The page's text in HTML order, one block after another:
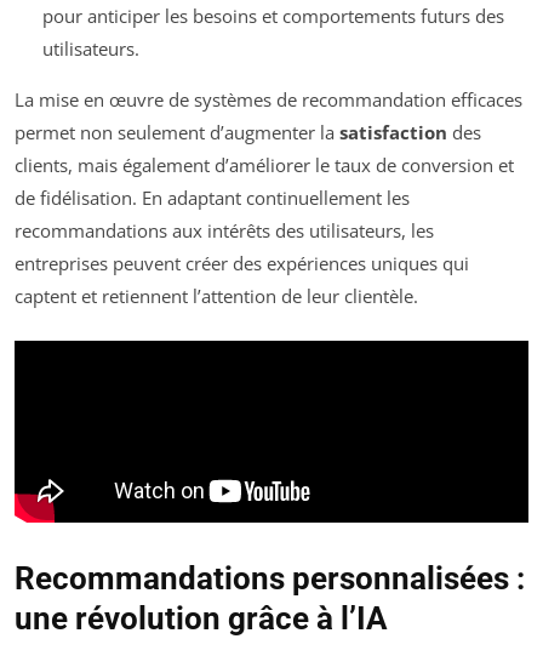
pour anticiper les besoins et comportements futurs des
utilisateurs.
La mise en œuvre de systèmes de recommandation efficaces
permet non seulement d’augmenter la satisfaction des
clients, mais également d’améliorer le taux de conversion et
de fidélisation. En adaptant continuellement les
recommandations aux intérêts des utilisateurs, les
entreprises peuvent créer des expériences uniques qui
captent et retiennent l’attention de leur clientèle.
Recommandations personnalisées :
une révolution grâce à l’IA